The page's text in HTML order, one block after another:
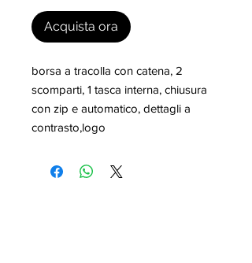
Acquista ora
borsa a tracolla con catena, 2
scomparti, 1 tasca interna, chiusura
con zip e automatico, dettagli a
contrasto,logo